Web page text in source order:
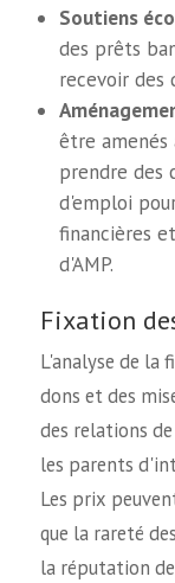
Soutiens
des prêts
recevoir des
être
prendre des
d'emploi
financières
d'AMP.
Fixation
L'analyse de la
dons et des
des relations
les parents
Les prix
que la rareté
la réputation